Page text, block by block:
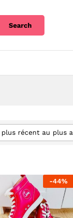
Search
récent au plus
-44%